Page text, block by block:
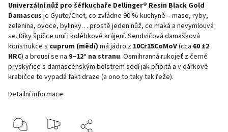
Univerzální nůž pro šéfkuchaře Dellinger® Resin Black Gold
Damascus je Gyuto/Chef, co zvládne 90 % kuchyně – maso, ryby,
zelenina, ovoce, bylinky… prostě jeden nůž, co maká a nevymlouvá
se. Díky špičce umí i kolébkové krájení. Sendvičová damašková
konstrukce s cuprum (mědí) má jádro z 10Cr15CoMoV(cca 60 ±2
HRC) a brousí se na 9–12° na stranu. Osmihranná rukojeť z černé
pryskyřice s damascénským bolstrem sedí jak přibitá a v dárkové
krabičce to vypadá fakt draze (a ono to taky tak řeže).
Detailní informace